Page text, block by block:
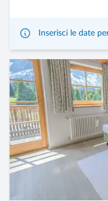
Inserisci le date